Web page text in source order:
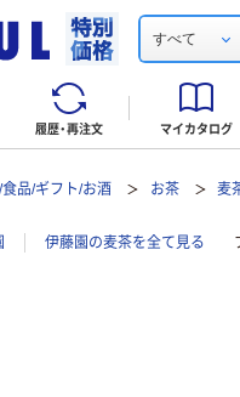
すべて
履歴・再注文 マイカタログ
品/ギフト/お酒 お茶 麦
伊藤園の麦茶を全て見る